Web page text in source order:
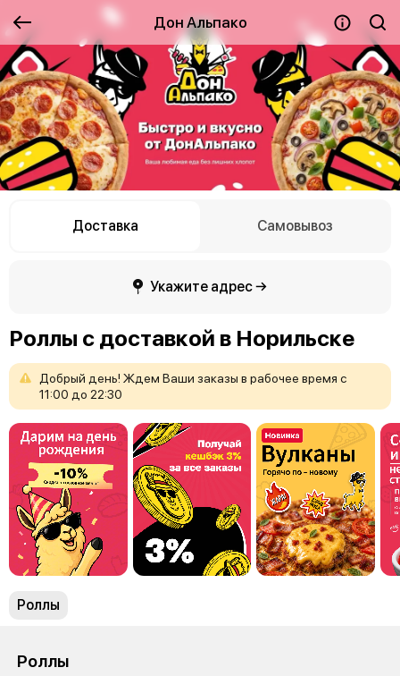
Дон Альпако
Доставка Самовывоз
Укажите адрес →
Роллы с доставкой в Норильске
Добрый день! Ждем Ваши заказы в рабочее время с
11:00 до 22:30
Рoллы
Рoллы